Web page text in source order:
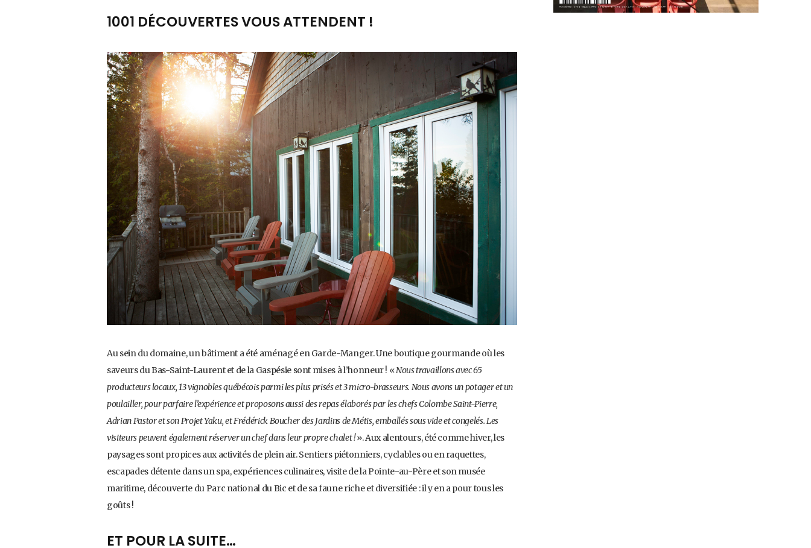
1001 DÉCOUVERTES VOUS ATTENDENT !
Au sein du domaine, un bâtiment a été aménagé en Garde-Manger. Une boutique gourmande où les
saveurs du Bas-Saint-Laurent et de la Gaspésie sont mises à l’honneur ! «Nous travaillons avec 65
producteurs locaux, 13 vignobles québécois parmi les plus prisés et 3 micro-brasseurs. Nous avons un potager et un
poulailler, pour parfaire l’expérienceet proposons aussi des repas élaborés par les chefs Colombe Saint-Pierre,
Adrian Pastor et son Projet Yaku, et Frédérick Boucher des Jardins de Métis, emballés sous vide et congelés. Les
visiteurs peuvent également réserver un chef dans leur propre chalet !». Aux alentours, été comme hiver, les
paysages sont propices aux activités de plein air. Sentiers piétonniers, cyclables ou en raquettes,
escapades détente dans un spa, expériences culinaires, visite de la Pointe-au-Père et son musée
maritime, découverte du Parc national du Bic et de sa faune riche et diversifiée : il y en a pour tous les
goûts !
ET POUR LA SUITE…